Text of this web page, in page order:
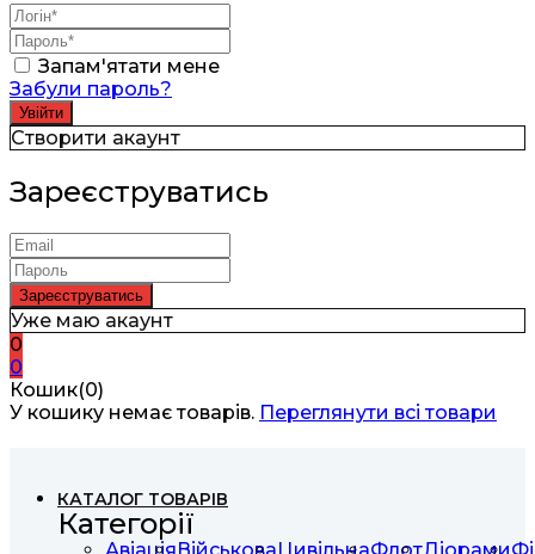
Запам'ятати мене
Забули пароль?
Створити акаунт
Зареєструватись
Уже маю акаунт
0
0
Кошик(0)
У кошику немає товарів. Переглянути всі товари
КАТАЛОГ ТОВАРІВ
Категорії